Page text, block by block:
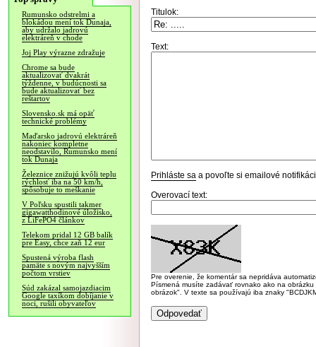
Rumunsko odstrelmi a
blokádou mení tok Dunaja,
aby udržalo jadrovú
elektráreň v chode
Joj Play výrazne zdražuje
Chrome sa bude
aktualizovať dvakrát
týždenne, v budúcnosti sa
bude aktualizovať bez
reštartov
Slovensko.sk má opäť
technické problémy
Maďarsko jadrovú elektráreň
nakoniec kompletne
neodstavilo, Rumunsko mení
tok Dunaja
Železnice znižujú kvôli teplu
rýchlosť iba na 50 km/h,
spôsobuje to meškanie
V Poľsku spustili takmer
gigawatthodinové úložisko,
z LiFePO4 článkov
Telekom pridal 12 GB balík
pre Easy, chce zaň 12 eur
Spustená výroba flash
pamäte s novým najvyšším
počtom vrstiev
Súd zakázal samojazdiacim
Google taxíkom dobíjanie v
noci, rušili obyvateľov
Titulok:
Text:
Prihláste sa a povoľte si emailové
Overovací text:
Pre overenie, že komentár sa nepridáva
Písmená musíte zadávať rovnako ako na
obrázok". V texte sa používajú iba znaky